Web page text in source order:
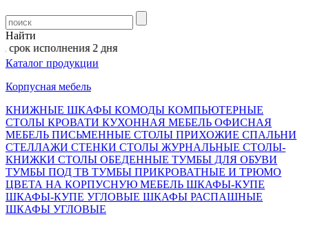
Найти
исполнения 2 дня
Каталог продукции
Корпусная мебель
КНИЖНЫЕ ШКАФЫ КОМОДЫ КОМПЬЮТЕРНЫЕ
СТОЛЫ КРОВАТИ КУХОННАЯ МЕБЕЛЬ ОФИСНАЯ
МЕБЕЛЬ ПИСЬМЕННЫЕ СТОЛЫ ПРИХОЖИЕ СПАЛЬНИ
СТЕЛЛАЖИ СТЕНКИ СТОЛЫ ЖУРНАЛЬНЫЕ СТОЛЫ-
КНИЖКИ СТОЛЫ ОБЕДЕННЫЕ ТУМБЫ ДЛЯ ОБУВИ
ТУМБЫ ПОД ТВ ТУМБЫ ПРИКРОВАТНЫЕ И ТРЮМО
ЦВЕТА НА КОРПУСНУЮ МЕБЕЛЬ ШКАФЫ-КУПЕ
ШКАФЫ-КУПЕ УГЛОВЫЕ ШКАФЫ РАСПАШНЫЕ
ШКАФЫ УГЛОВЫЕ